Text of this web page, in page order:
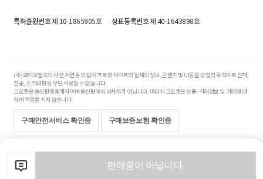
판매중이 아닙니다.
특허출원번호제 10-1865905호 상표등록번호제 40-1643898호
(주)와이오엘오의 사전 서면 동의 없이 크로켓 사이트의 일체의 정보, 콘텐츠 및 UI등을 상업적 목적으로 전재,
전송, 스크래핑 등 무단 사용할 수 없습니다.
크로켓은 통신판매중개자이며 통신판매의 당사자가 아닙니다. 따라서 크로켓은 상품·거래정보 및 거래에 대
하여 책임을 지지 않습니다.
구매안전서비스 확인증 구매보증보험 확인증